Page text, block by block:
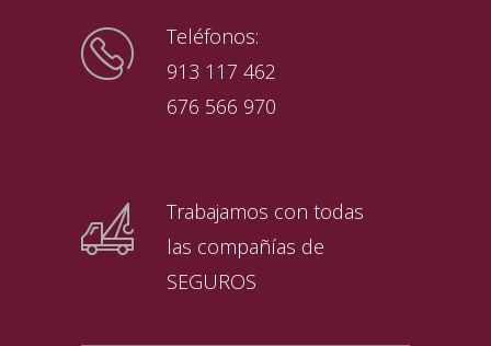
Teléfonos:
913 117 462
676 566 970
Trabajamos con todas
las compañías de
SEGUROS